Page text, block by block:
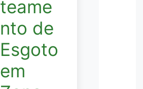
teame
nto de
Esgoto
em